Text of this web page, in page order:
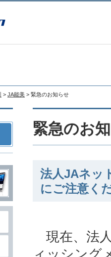
> JA能美 > 緊急のお知らせ
緊急のお
法人JAネッ
にご注意く
現在、法
ィッシング